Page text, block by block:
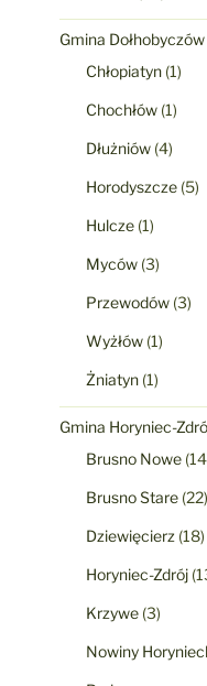
Gmina Dołhobyczów
Chłopiatyn(1)
Chochłów(1)
Dłużniów(4)
Horodyszcze(5)
Hulcze(1)
Myców(3)
Przewodów(3)
Wyżłów(1)
Żniatyn(1)
Gmina Horyniec-
Brusno Nowe
Brusno Stare(22)
Dziewięcierz (18)
Horyniec-Zdrój
Krzywe(3)
Nowiny